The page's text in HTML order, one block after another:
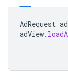
AdRequest
adView.